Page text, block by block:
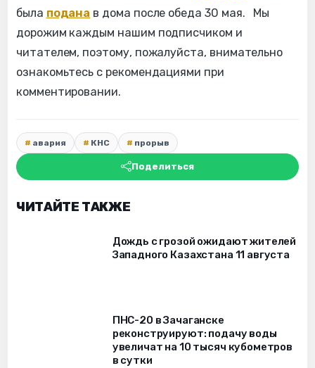
была подана в дома после обеда 30 мая. Мы
дорожим каждым нашим подписчиком и
читателем, поэтому, пожалуйста, внимательно
ознакомьтесь с рекомендациями при
комментировании.
авария КНС прорыв
Поделиться
ЧИТАЙТЕ ТАКЖЕ
Дождь с грозой ожидают жителей
Западного Казахстана 11 августа
ПНС-20 в Зачаганске
реконструируют: подачу воды
увеличат на 10 тысяч кубометров
в сутки